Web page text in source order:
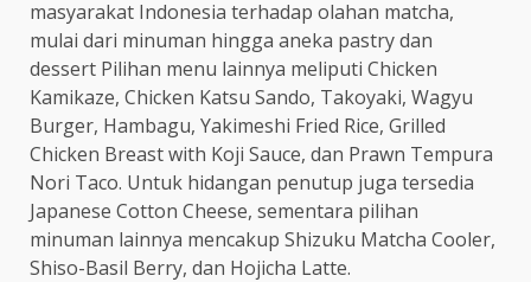
masyarakat Indonesia terhadap olahan matcha,
mulai dari minuman hingga aneka pastry dan
dessert Pilihan menu lainnya meliputi Chicken
Kamikaze, Chicken Katsu Sando, Takoyaki, Wagyu
Burger, Hambagu, Yakimeshi Fried Rice, Grilled
Chicken Breast with Koji Sauce, dan Prawn Tempura
Nori Taco. Untuk hidangan penutup juga tersedia
Japanese Cotton Cheese, sementara pilihan
minuman lainnya mencakup Shizuku Matcha Cooler,
Shiso-Basil Berry, dan Hojicha Latte.